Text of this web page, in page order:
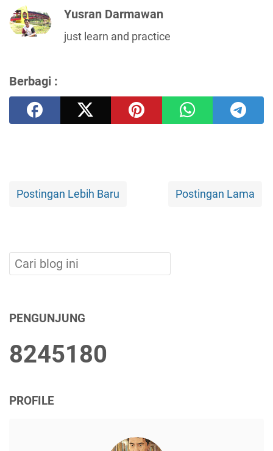
Yusran Darmawan
just learn and practice
Berbagi :
Postingan Lebih Baru Postingan Lama
PENGUNJUNG
8245180
PROFILE